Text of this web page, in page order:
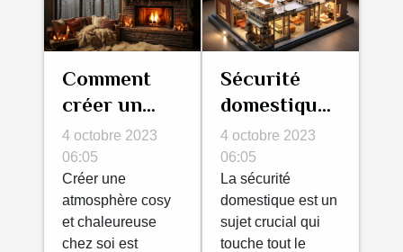
Comment
créer un
intérieur
cosy et
chaleureux?
4 octobre 2023
06:05
Créer une
atmosphère cosy
et chaleureuse
chez soi est
Sécurité
domestique:
comment
protéger
votre
maison?
4 octobre 2023
06:05
La sécurité
domestique est un
sujet crucial qui
touche tout le